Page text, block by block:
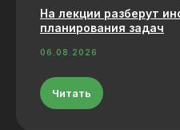
На лекции разберут
планирования задач
06.08.2026
Читать